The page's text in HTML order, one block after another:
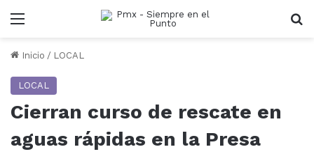
Menu
Inicio / LOCAL
LOCAL
Cierran curso de rescate en
aguas rápidas en la Presa